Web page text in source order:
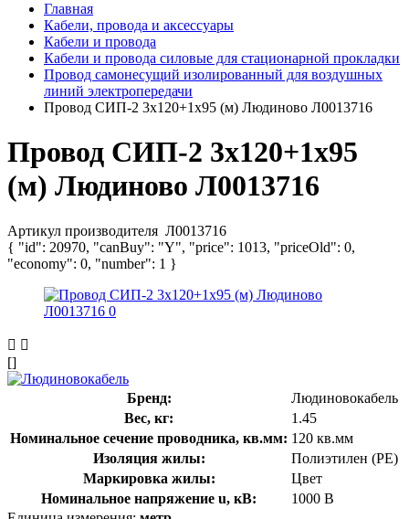
Главная
Кабели, провода и аксессуары
Кабели и провода
Кабели и провода силовые для стационарной прокладки
Провод самонесущий изолированный для воздушных
линий электропередачи
Провод СИП-2 3х120+1х95 (м) Людиново Л0013716
Провод СИП-2 3х120+1х95
(м) Людиново Л0013716
Артикул производителя Л0013716
{ "id": 20970, "canBuy": "Y", "price": 1013, "priceOld": 0,
"economy": 0, "number": 1 }
[]
Бренд:
Людиновокабель
Вес, кг:
1.45
Номинальное сечение проводника, кв.мм: 120 кв.мм
Изоляция жилы:
Полиэтилен (PE)
Маркировка жилы:
Цвет
Номинальное напряжение u, кВ:
1000 В